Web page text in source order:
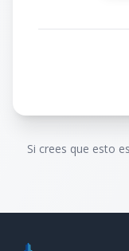
Si crees que esto